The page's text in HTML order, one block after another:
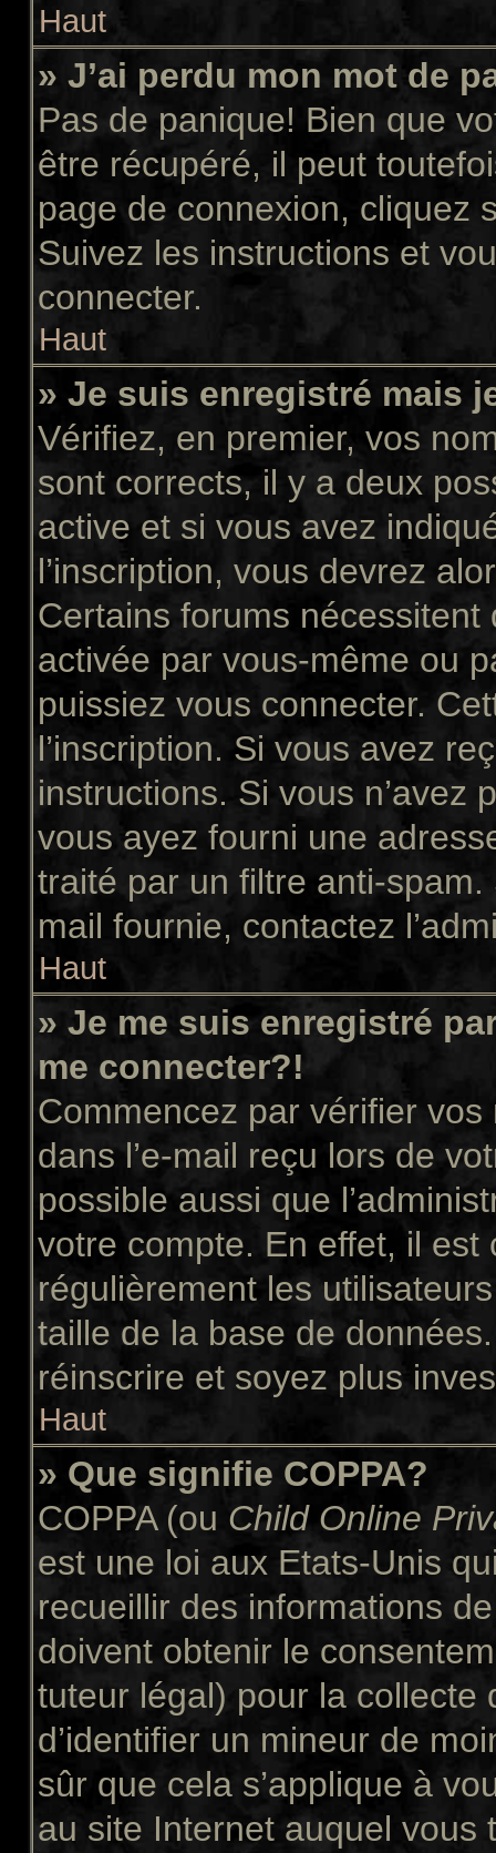
Haut
» J’ai perdu mon mot de
Pas de panique! Bien que
être récupéré, il peut
page de connexion, cliquez
Suivez les instructions et
connecter.
Haut
» Je suis enregistré mais
Vérifiez, en premier, vos
sont corrects, il y a deux
active et si vous avez
l’inscription, vous devrez
Certains forums
activée par vous-même ou
puissiez vous connecter.
l’inscription. Si vous avez
instructions. Si vous n’avez
vous ayez fourni une
traité par un filtre anti-spam.
mail fournie, contactez
Haut
» Je me suis enregistré
me connecter?!
Commencez par vérifier vos
dans l’e-mail reçu lors de
possible aussi que
votre compte. En effet, il
régulièrement les
taille de la base de
réinscrire et soyez plus
Haut
» Que signifie COPPA?
COPPA (ou Child Online
est une loi aux Etats-Unis
recueillir des informations
doivent obtenir le
tuteur légal) pour la collecte
d’identifier un mineur de
sûr que cela s’applique à
au site Internet auquel vous